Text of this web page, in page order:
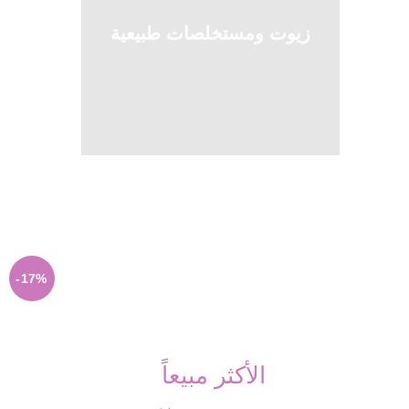
زيوت ومستخلصات طبيعية
الأكثر مبيعاً
-17%